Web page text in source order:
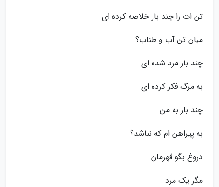
تن ات را چند بار خلاصه کرده ای
میان تن آب و طناب؟
چند بار مرد شده ای
به مرگ فکر کرده ای
چند بار به من
به پیراهن ام که نباشد؟
دروغ بگو قهرمان
مگر یک مرد